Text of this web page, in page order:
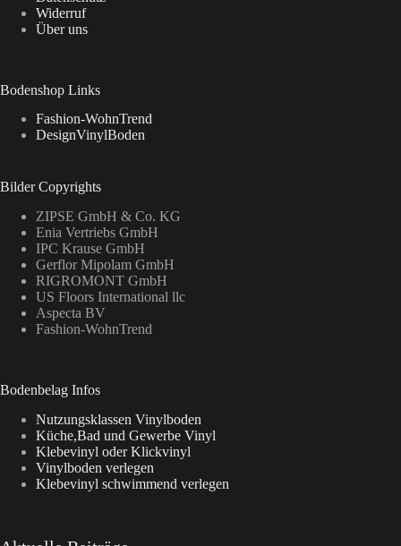
Widerruf
Über uns
Bodenshop Links
Fashion-WohnTrend
DesignVinylBoden
Bilder Copyrights
ZIPSE GmbH & Co. KG
Enia Vertriebs GmbH
IPC Krause GmbH
Gerflor Mipolam GmbH
RIGROMONT GmbH
US Floors International llc
Aspecta BV
Fashion-WohnTrend
Bodenbelag Infos
Nutzungsklassen Vinylboden
Küche,Bad und Gewerbe Vinyl
Klebevinyl oder Klickvinyl
Vinylboden verlegen
Klebevinyl schwimmend verlegen